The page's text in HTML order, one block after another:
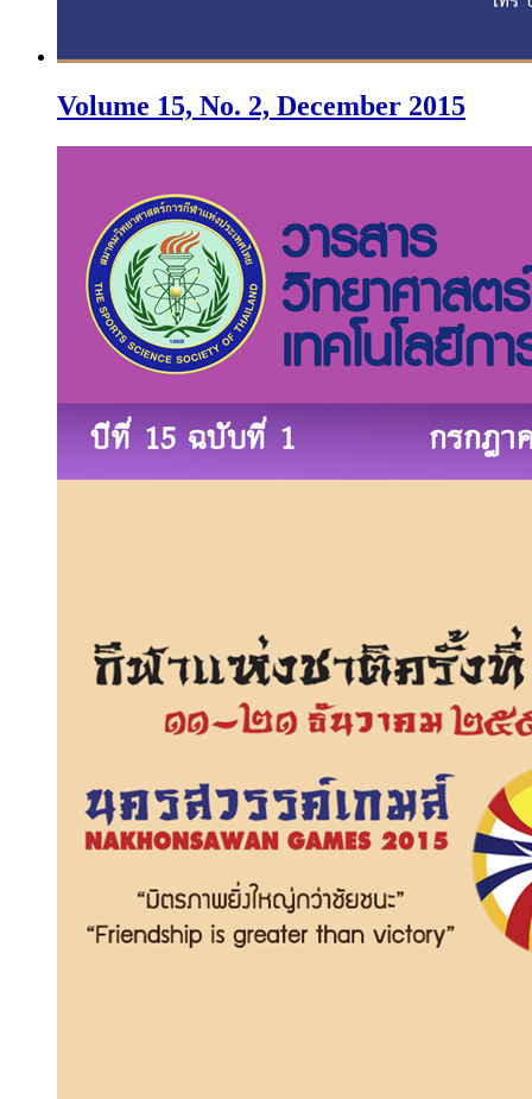
Volume 15, No. 2, December 2015